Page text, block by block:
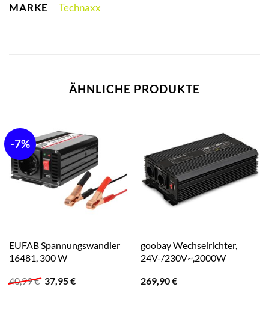
MARKE Technaxx
ÄHNLICHE PRODUKTE
-7%
EUFAB Spannungswandler
16481, 300 W
40,99€ Ursprünglicher
Preis
37,95€Aktueller
goobay Wechselrichter,
24V-/230V~,2000W
269,90€